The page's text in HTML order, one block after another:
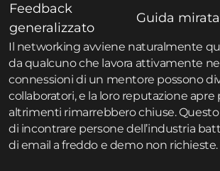
Feedback
generalizzato
Guida
Il networking avviene naturalmente
da qualcuno che lavora attivamente
connessioni di un mentore possono
collaboratori, e la loro reputazione apre
altrimenti rimarrebbero chiuse.
di incontrare persone dell’industria
di email a freddo e demo non richieste.